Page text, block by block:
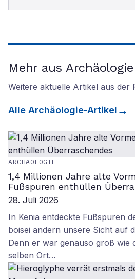
Mehr aus Archäologie
Weitere aktuelle Artikel aus der
Alle Archäologie-Artikel
ARCHÄOLOGIE
1,4 Millionen Jahre alte
Fußspuren enthüllen
28. Juli 2026
In Kenia entdeckte Fußspuren
boisei ändern unsere Sicht auf
Denn er war genauso groß wie
selben Ort…